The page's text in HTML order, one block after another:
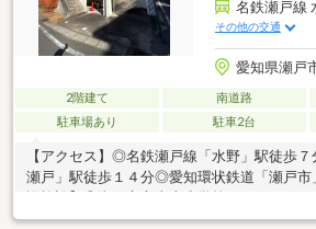
名鉄瀬戸線
その他の交通
愛知県瀬戸
2階建て 南道路
駐車場あり
駐車2台
【アクセス】◎名鉄瀬戸線「水野」駅徒歩
瀬戸」駅徒歩１４分◎愛知環状鉄道「瀬戸市
市立南山中学校まで１，３２０ｍ（徒歩１